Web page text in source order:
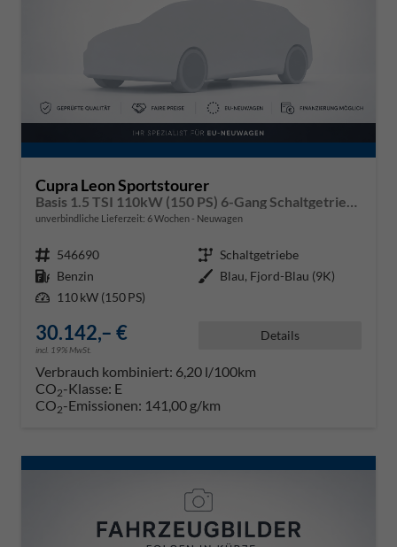
Cupra Leon Sportstourer
unverbindliche Lieferzeit: 6 Wochen Neuwagen
Fahrzeugnr. 546690 Getriebe Schaltgetriebe
Kraftstoff Benzin Außenfarbe Blau, Fjord-Blau (9K)
Leistung 110 kW (150 PS)
30.142,– €
incl. 19% MwSt.
Details
Verbrauch kombiniert: 6,20 l/100km
CO2-Klasse: E
CO2-Emissionen: 141,00 g/km